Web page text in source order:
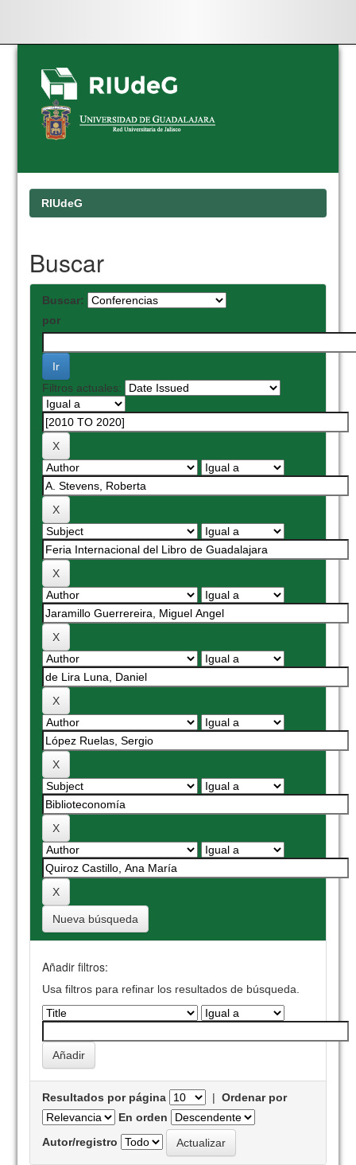
Skip
navigation
RIUdeG
Buscar
Buscar:
por
Filtros actuales:
Nueva búsqueda
Añadir filtros:
Usa filtros para refinar los resultados de búsqueda.
Resultados por página |Ordenar por
En orden
Autor/registro